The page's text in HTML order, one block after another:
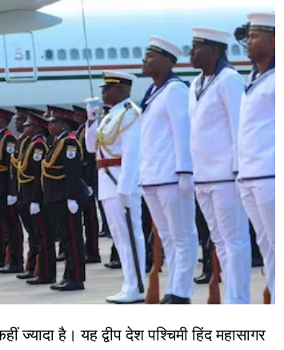
है। यह द्वीप देश पश्चिमी हिंद महासागर